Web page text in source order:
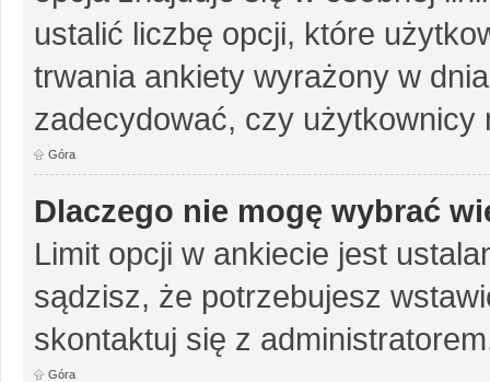
ustalić liczbę opcji, które
trwania ankiety wyrażony w
zadecydować, czy użytkownicy
Góra
Dlaczego nie mogę wybrać
Limit opcji w ankiecie jest
sądzisz, że potrzebujesz
skontaktuj się z
Góra